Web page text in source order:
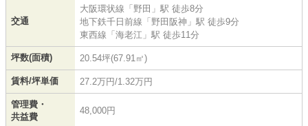
交通
大阪環状線 「野田 」駅 徒歩8分
地下鉄千日前線 「野田阪神 」駅 徒歩9分
東西線 「海老江 」駅 徒歩11分
坪数(面積) 20.54坪(67.91㎡)
賃料/坪単価 27.2万円/1.32万円
管理費・
共益費
48,000円